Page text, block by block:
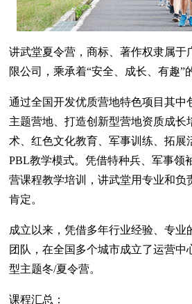
讲武堂夏令营，商标、著作权隶属于
限公司，乘承着“安全、成长、有趣”
通过全国开发优质营地特色项目其中
主题营地、打造创新型营地资质成长
术、红色文化教育、军事训练、拓展
PBL教学模式。凭借特种兵、军事领
营课程教学培训，讲武堂用专业和负
肯定。
成立以来，凭借多年行业经验、专业
团队，在全国多个城市成立了运营中
型主题冬/夏令营。
课程汇总：